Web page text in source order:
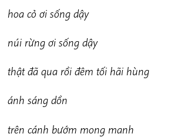
hoa cỏ ơi sống dậy
núi rừng ơi sống dậy
thật đã qua rồi đêm tối hãi hùng
ánh sáng dồn
trên cánh bướm mong manh